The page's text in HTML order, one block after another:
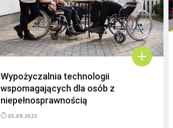
Wypożyczalnia technologii
wspomagających dla osób z
niepełnosprawnością
05.09.2023